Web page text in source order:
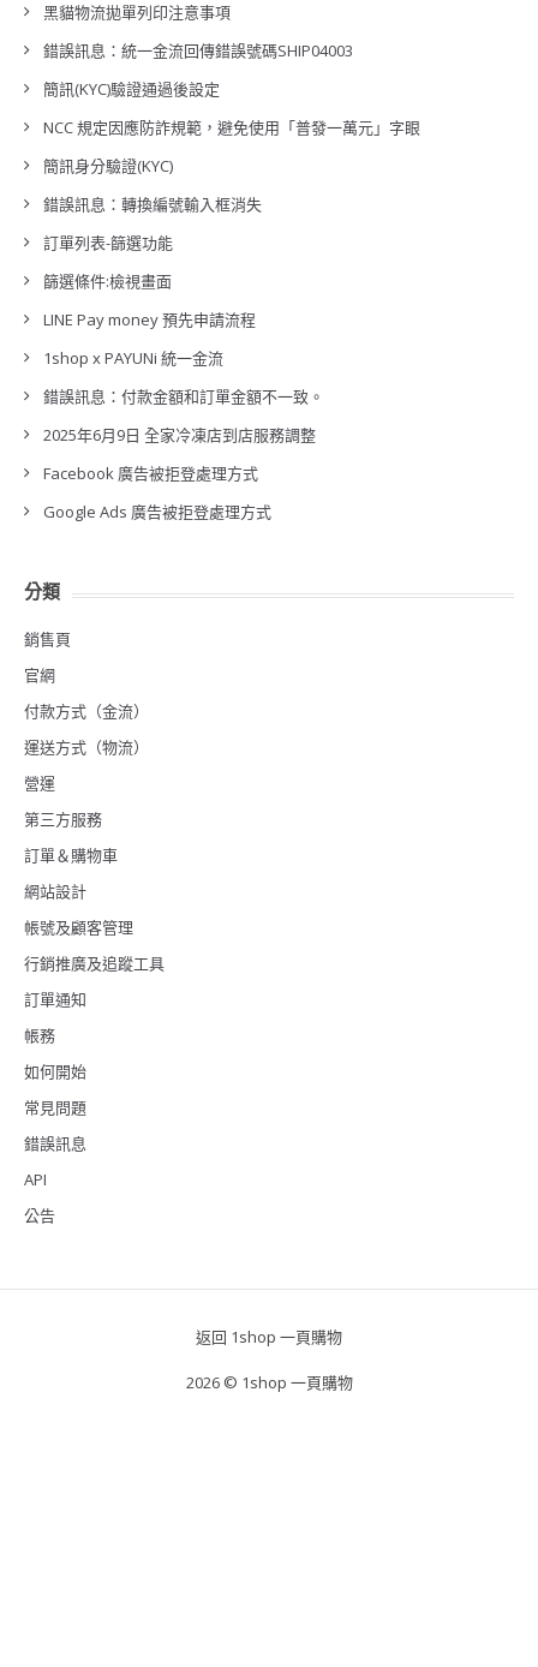
黑貓物流拋單列印注意事項
錯誤訊息：統一金流回傳錯誤號碼SHIP04003
簡訊(KYC)驗證通過後設定
NCC 規定因應防詐規範，避免使用「普發一萬元」字眼
簡訊身分驗證(KYC)
錯誤訊息：轉換編號輸入框消失
訂單列表-篩選功能
篩選條件:檢視畫面
LINE Pay money 預先申請流程
1shop x PAYUNi 統一金流
錯誤訊息：付款金額和訂單金額不一致。
2025年6月9日 全家冷凍店到店服務調整
Facebook 廣告被拒登處理方式
Google Ads 廣告被拒登處理方式
分類
銷售頁
官網
付款方式（金流）
運送方式（物流）
營運
第三方服務
訂單＆購物車
網站設計
帳號及顧客管理
行銷推廣及追蹤工具
訂單通知
帳務
如何開始
常見問題
錯誤訊息
API
公告
返回 1shop 一頁購物
2026 © 1shop 一頁購物